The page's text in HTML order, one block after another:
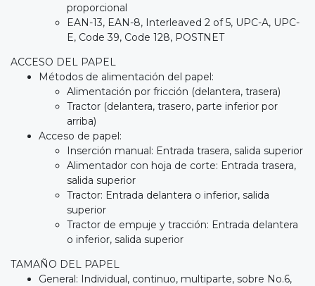
proporcional
EAN-13, EAN-8, Interleaved 2 of 5, UPC-A, UPC-
E, Code 39, Code 128, POSTNET
ACCESO DEL PAPEL
Métodos de alimentación del papel:
Alimentación por fricción (delantera, trasera)
Tractor (delantera, trasero, parte inferior por
arriba)
Acceso de papel:
Inserción manual: Entrada trasera, salida superior
Alimentador con hoja de corte: Entrada trasera,
salida superior
Tractor: Entrada delantera o inferior, salida
superior
Tractor de empuje y tracción: Entrada delantera
o inferior, salida superior
TAMAÑO DEL PAPEL
General: Individual, continuo, multiparte, sobre No.6,